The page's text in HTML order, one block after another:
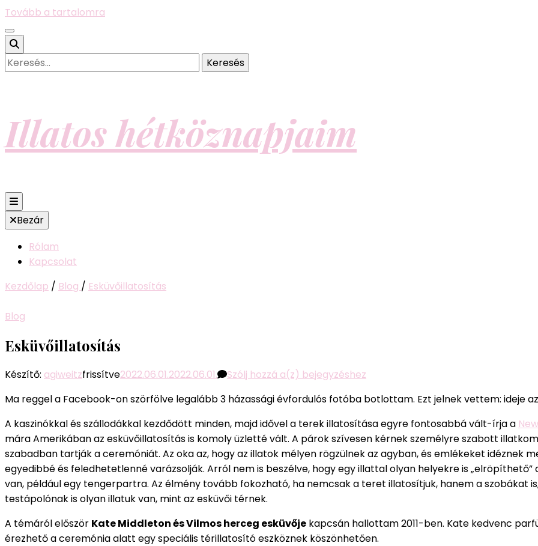
Tovább a tartalomra
Keresés:
Illatos hétköznapjaim
Bezár
Rólam
Kapcsolat
Kezdőlap / Blog / Esküvőillatosítás
Blog
Esküvőillatosítás
Készítő: agiweitzfrissítve2022.06.01.2022.06.01. Szólj hozzá a(z) Esküvőillatosítás
bejegyzéshez
Ma reggel a Facebook-on szörfölve legalább 3 házassági évfordulós fotóba botlottam. Ezt jelnek vettem: ideje
A kaszinókkal és szállodákkal kezdődött minden, majd idővel a terek illatosítása egyre fontosabbá vált-írja a
mára Amerikában az esküvőillatosítás is komoly üzletté vált. A párok szívesen kérnek személyre szabott
szabadban tartják a ceremóniát. Az oka az, hogy az illatok mélyen rögzülnek az agyban, és emlékeket idéznek
egyedibbé és feledhetetlenné varázsolják. Arról nem is beszélve, hogy egy illattal olyan helyekre is
van, például egy tengerpartra. Az élmény tovább fokozható, ha nemcsak a teret illatosítjuk, hanem a szobákat
testápolónak is olyan illatuk van, mint az esküvői térnek.
A témáról először Kate Middleton és Vilmos herceg esküvője kapcsán hallottam 2011-ben. Kate kedvenc
érezhető a ceremónia alatt egy speciális térillatosító eszköznek köszönhetően.